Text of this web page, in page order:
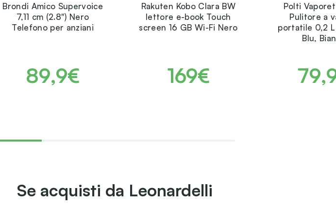
Brondi Amico Supervoice
7,11 cm (2.8") Nero
Telefono per anziani
89,9€
Rakuten Kobo Clara BW
lettore e-book Touch
screen 16 GB Wi-Fi Nero
169€
Polti
Pulitore a
portatile 0,2
Blu,
Se acquisti da Leonardelli